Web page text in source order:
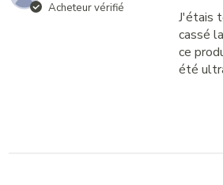
Acheteur vérifié
J'étais
cassé
ce
été